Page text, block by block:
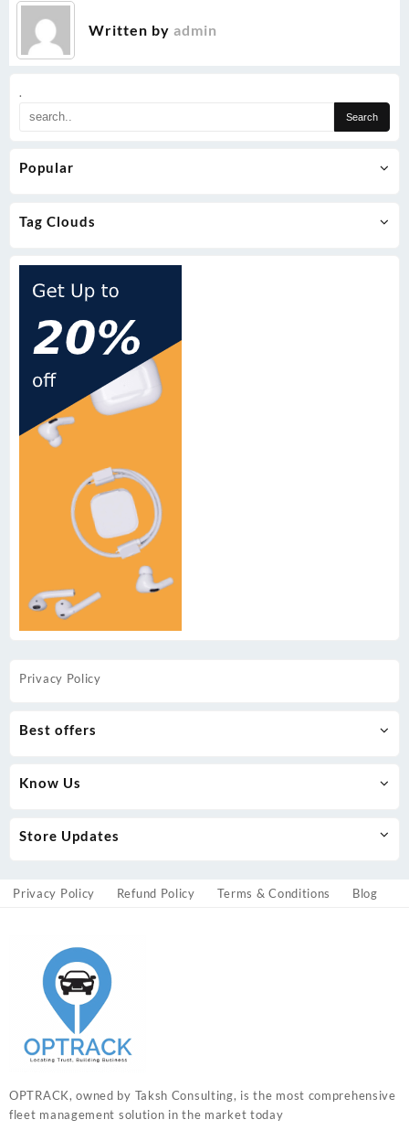
.
Popular
Tag Clouds
Written by admin
Privacy Policy
Best offers
Know Us
Store Updates
Privacy Policy Refund Policy Terms & Conditions Blog
OPTRACK, owned by Taksh Consulting, is the most comprehensive
fleet management solution in the market today